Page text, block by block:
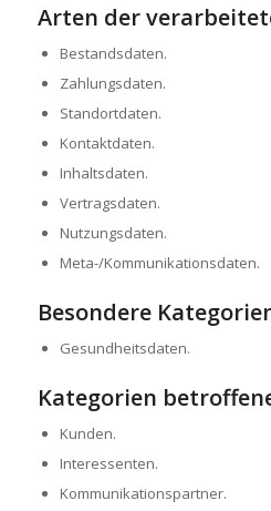
Arten der
Bestandsdaten.
Zahlungsdaten.
Standortdaten.
Kontaktdaten.
Inhaltsdaten.
Vertragsdaten.
Nutzungsdaten.
Meta-/Kommunikationsdaten.
Besondere
Gesundheitsdaten.
Kategorien
Kunden.
Interessenten.
Kommunikationspartner.